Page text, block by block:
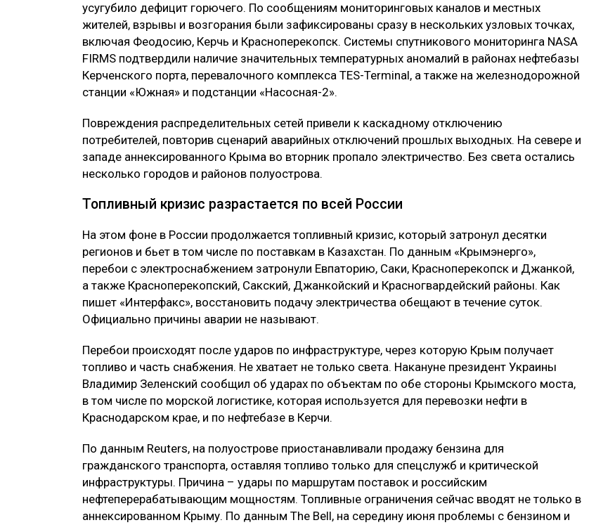
усугубило дефицит горючего. По сообщениям мониторинговых каналов и местных
жителей, взрывы и возгорания были зафиксированы сразу в нескольких узловых точках,
включая Феодосию, Керчь и Красноперекопск. Системы спутникового мониторинга NASA
FIRMS подтвердили наличие значительных температурных аномалий в районах нефтебазы
Керченского порта, перевалочного комплекса TES-Terminal, а также на железнодорожной
станции «Южная» и подстанции «Насосная-2».
Повреждения распределительных сетей привели к каскадному отключению
потребителей, повторив сценарий аварийных отключений прошлых выходных. На севере и
западе аннексированного Крыма во вторник пропало электричество. Без света остались
несколько городов и районов полуострова.
Топливный кризис разрастается по всей России
На этом фоне в России продолжается топливный кризис, который затронул десятки
регионов и бьет в том числе по поставкам в Казахстан. По данным «Крымэнерго»,
перебои с электроснабжением затронули Евпаторию, Саки, Красноперекопск и Джанкой,
а также Красноперекопский, Сакский, Джанкойский и Красногвардейский районы. Как
пишет «Интерфакс», восстановить подачу электричества обещают в течение суток.
Официально причины аварии не называют.
Перебои происходят после ударов по инфраструктуре, через которую Крым получает
топливо и часть снабжения. Не хватает не только света. Накануне президент Украины
Владимир Зеленский сообщил об ударах по объектам по обе стороны Крымского моста,
в том числе по морской логистике, которая используется для перевозки нефти в
Краснодарском крае, и по нефтебазе в Керчи.
По данным Reuters, на полуострове приостанавливали продажу бензина для
гражданского транспорта, оставляя топливо только для спецслужб и критической
инфраструктуры. Причина – удары по маршрутам поставок и российским
нефтеперерабатывающим мощностям. Топливные ограничения сейчас вводят не только в
аннексированном Крыму. По данным The Bell, на середину июня проблемы с бензином и